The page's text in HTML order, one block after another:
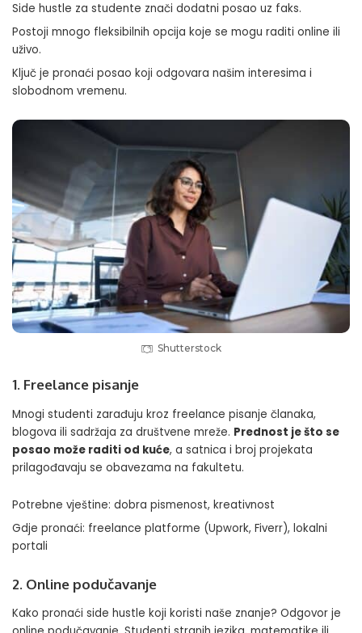
Side hustle za studente znači dodatni posao uz faks.
Postoji mnogo fleksibilnih opcija koje se mogu raditi online ili
uživo.
Ključ je pronaći posao koji odgovara našim interesima i
slobodnom vremenu.
Shutterstock
1. Freelance pisanje
Mnogi studenti zarađuju kroz freelance pisanje članaka,
blogova ili sadržaja za društvene mreže. Prednost je što se
posao može raditi od kuće, a satnica i broj projekata
prilagođavaju se obavezama na fakultetu.
Potrebne vještine: dobra pismenost, kreativnost
Gdje pronaći: freelance platforme (Upwork, Fiverr), lokalni
portali
2. Online podučavanje
Kako pronaći side hustle koji koristi naše znanje? Odgovor je